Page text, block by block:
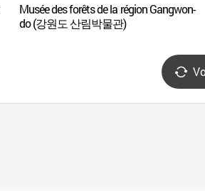
Musée des forêts de la région Gangwon-
do (강원도 산림박물관)